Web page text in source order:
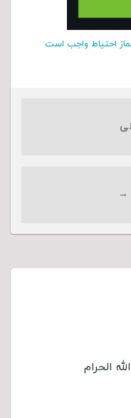
احتیاط واجب است
→
الحرام